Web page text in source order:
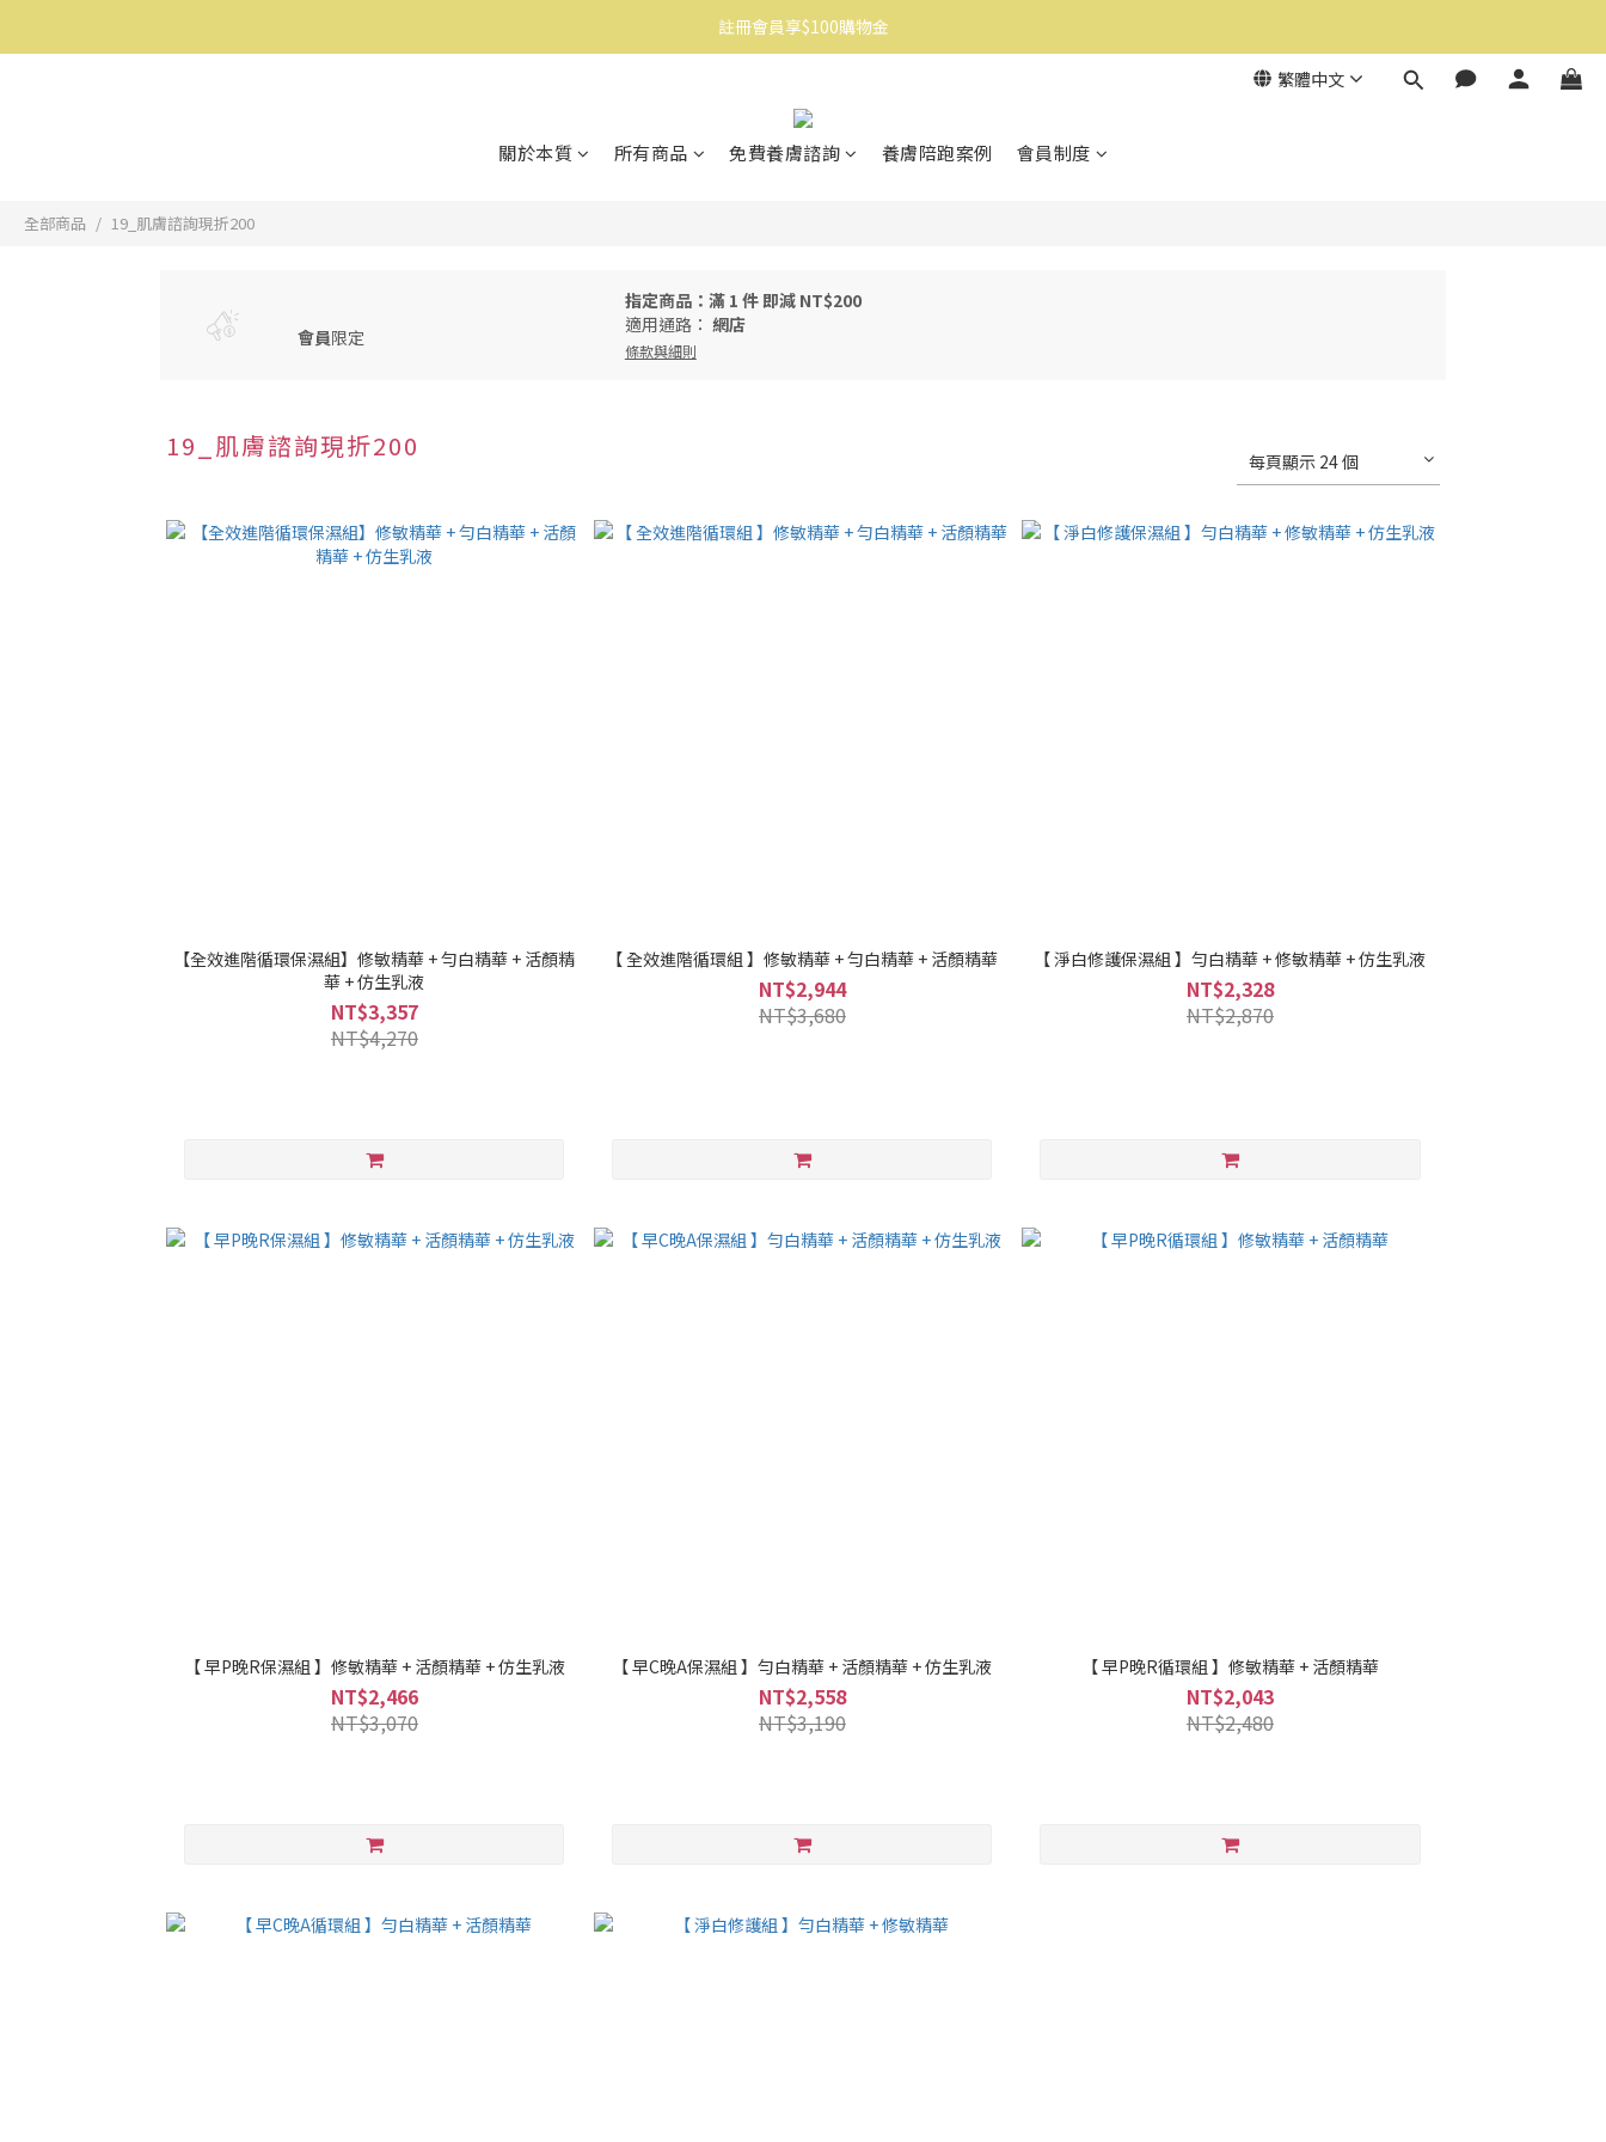
消費滿$1500免運
消費滿$1500免運
繁體中文
關於本質 所有商品 免費養膚諮詢 養膚陪跑案例 會員制度
全部商品 19_肌膚諮詢現折200
會員限定
指定商品：滿 1 件 即減 NT$200
適用通路： 網店
條款與細則
19_肌膚諮詢現折200 每頁顯示 24 個
【全效進階循環保濕組】修敏精華 + 勻白精華 + 活顏精
華 + 仿生乳液
NT$3,357
NT$4,270
【 全效進階循環組 】修敏精華 + 勻白精華 + 活顏精華
NT$2,944
NT$3,680
【 淨白修護保濕組 】勻白精華 + 修敏精華 + 仿生乳液
NT$2,328
NT$2,870
【 早P晚R保濕組 】修敏精華 + 活顏精華 + 仿生乳液
NT$2,466
NT$3,070
【 早C晚A保濕組 】勻白精華 + 活顏精華 + 仿生乳液
NT$2,558
NT$3,190
【 早P晚R循環組 】修敏精華 + 活顏精華
NT$2,043
NT$2,480